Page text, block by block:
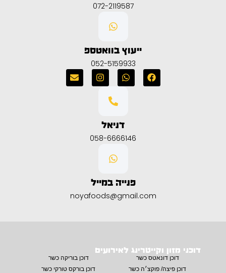
072-2119587
ייעוץ בוואטספ
052-5159933
דניאל
058-6666146
פנייה במייל
noyafoods@gmail.com
דוכני מזון וקייטרינג לאירועים
דוכן דונאטס כשר
דוכן בוריקה כשר
דוכן פיצה/ פוקצ׳ה כשר
דוכן בורקס טורקי כשר